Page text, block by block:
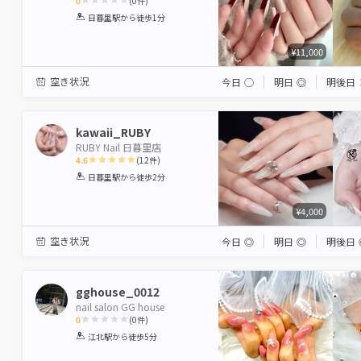
1 2 3 4 5
日暮里駅から徒歩1分
¥11,000
空き状況 今日 ◯ 明日 ◎ 明後日
kawaii_RUBY
RUBY Nail 日暮里店
4.6
1 2 3 4 5
(12件)
日暮里駅から徒歩2分
¥4,000
空き状況 今日 ◎ 明日 ◎ 明後日
gghouse_0012
nail salon GG house
0
1 2 3 4 5
(0件)
江北駅から徒歩5分